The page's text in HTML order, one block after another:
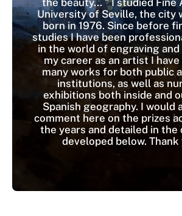
University of Seville, the city
born in 1976. Since before
studies I have been
in the world of engraving and
my career as an artist I
many works for both public
institutions, as well as
exhibitions both inside and
Spanish geography. I would
comment here on the prizes
the years and detailed in the
developed below. Thank